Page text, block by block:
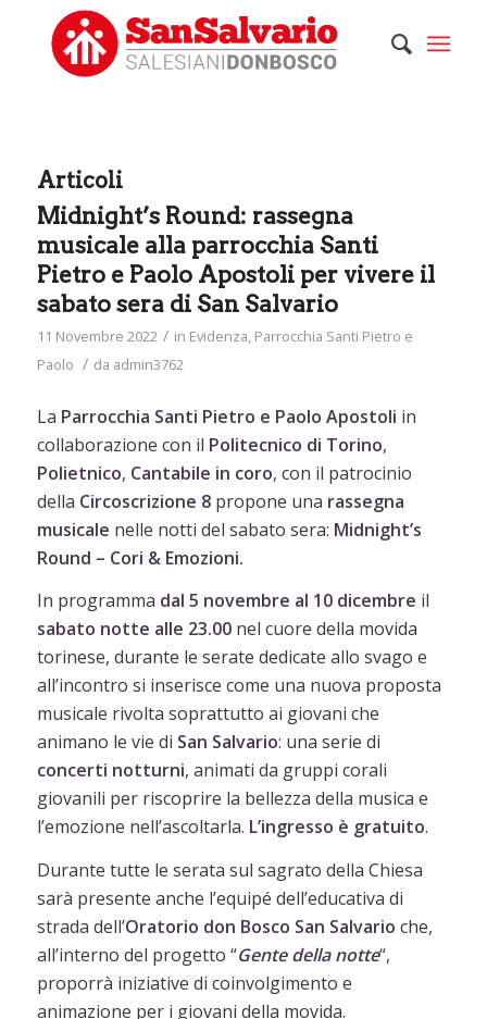
Articoli
Midnight’s Round: rassegna
musicale alla parrocchia Santi
Pietro e Paolo Apostoli per vivere il
sabato sera di San Salvario
11 Novembre 2022 / in Evidenza, Parrocchia Santi Pietro e
Paolo / da admin3762
La Parrocchia Santi Pietro e Paolo Apostoli in
collaborazione con il Politecnico di Torino,
Polietnico, Cantabile in coro, con il patrocinio
della Circoscrizione 8propone una rassegna
musicale nelle notti del sabato sera: Midnight’s
Round – Cori & Emozioni.
In programma dal 5 novembre al 10 dicembre il
sabato notte alle 23.00nel cuore della movida
torinese, durante le serate dedicate allo svago e
all’incontro si inserisce come una nuova proposta
musicale rivolta soprattutto ai giovani che
animano le vie di San Salvario: una serie di
concerti notturni, animati da gruppi corali
giovanili per riscoprire la bellezza della musica e
l’emozione nell’ascoltarla. L’ingresso è gratuito.
Durante tutte le serata sul sagrato della Chiesa
sarà presente anche l’equipé dell’educativa di
strada dell’Oratorio don Bosco San Salvario che,
all’interno del progetto “Gente della notte“,
proporrà iniziative di coinvolgimento e
animazione per i giovani della movida.